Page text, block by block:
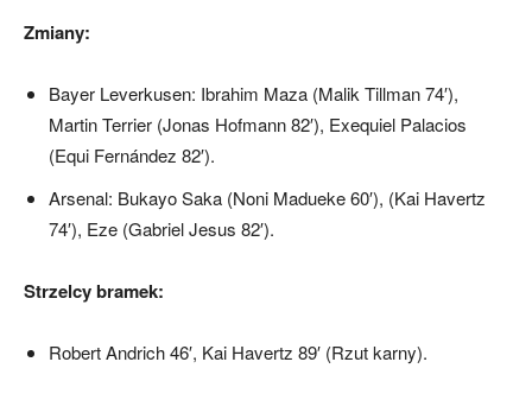
Zmiany:
Bayer Leverkusen: Ibrahim Maza (Malik Tillman 74′),
Martin Terrier (Jonas Hofmann 82′), Exequiel Palacios
(Equi Fernández 82′).
Arsenal: Bukayo Saka (Noni Madueke 60′), (Kai Havertz
74′), Eze (Gabriel Jesus 82′).
Strzelcy bramek:
Robert Andrich 46′, Kai Havertz 89′ (Rzut karny).